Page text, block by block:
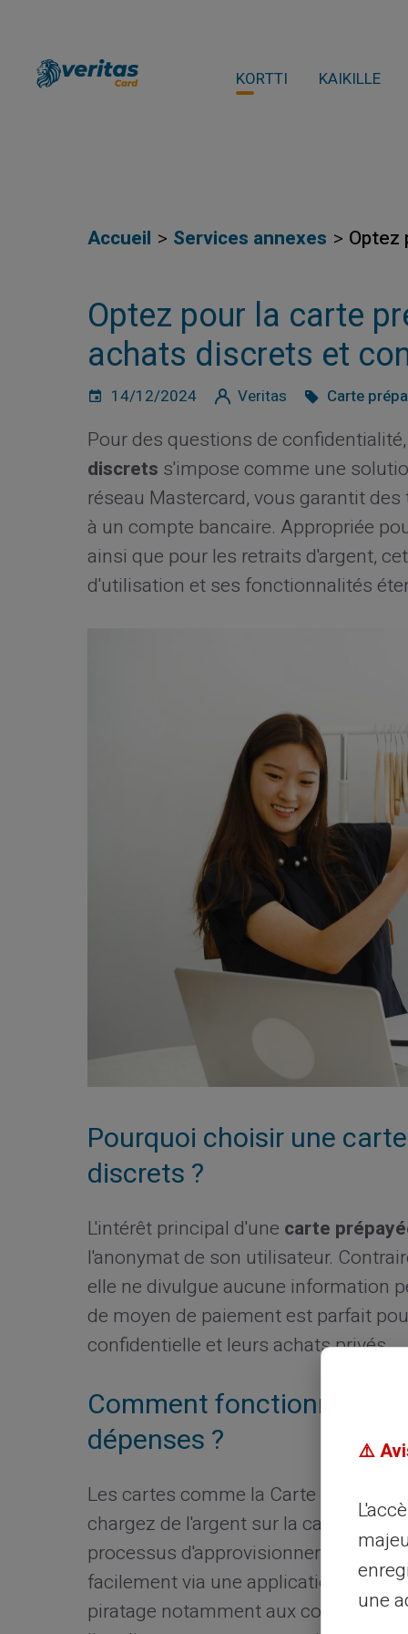
KORTTI KAIKILLE
Accueil Services annexes Optez
Optez pour la carte
achats discrets et
14/12/2024 Veritas Carte
Pour des questions de
discrets s'impose comme une
réseau Mastercard, vous garantit
à un compte bancaire. Appropriée
ainsi que pour les retraits d'argent,
d'utilisation et ses fonctionnalités
Pourquoi choisir une
discrets ?
L'intérêt principal d'une carte
l'anonymat de son utilisateur.
elle ne divulgue aucune information
de moyen de paiement est parfait
confidentielle et leurs achats privés.
Comment fonctionne la
dépenses ?
Les cartes comme la Carte Veritas
chargez de l'argent sur la carte et
processus d'approvisionnement est
facilement via une application
piratage notamment aux comptes
⚠️
une